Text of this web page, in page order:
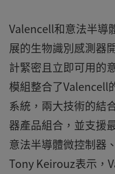
Valencell和意法半導
展的生物識別感測器
計緊密且立即可用的
模組整合了Valencell
系統，兩大技術的結
器產品組合，並支援
意法半導體微控制器
Tony Keirouz表示，